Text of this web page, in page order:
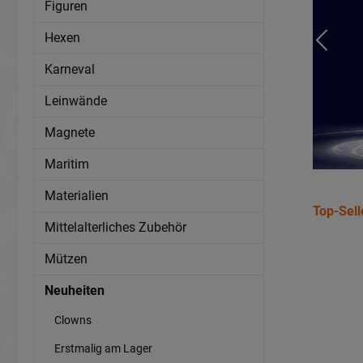
Figuren
Hexen
Karneval
Leinwände
Magnete
Maritim
Materialien
Mittelalterliches Zubehör
Mützen
Neuheiten
Clowns
Erstmalig am Lager
Top-